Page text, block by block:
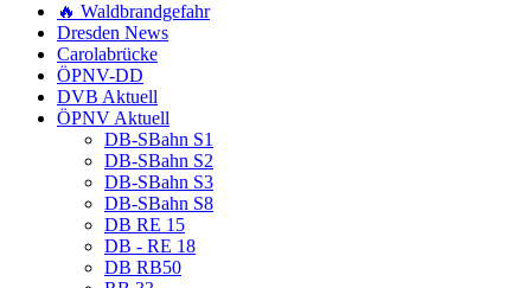
🔥 Waldbrandgefahr
Dresden News
Carolabrücke
ÖPNV-DD
DVB Aktuell
ÖPNV Aktuell
DB-SBahn S1
DB-SBahn S2
DB-SBahn S3
DB-SBahn S8
DB RE 15
DB - RE 18
DB RB50